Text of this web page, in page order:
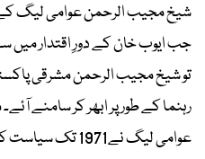
شیخ مجیب الرحمن عوامی لیگ
جب ایوب خان کے دورِ اقتدار میں
تو شیخ مجیب الرحمن مشرقی
رہنما کے طور پر ابھر کر سامنے
عوامی لیگ نے1971 تک سیاست کی۔